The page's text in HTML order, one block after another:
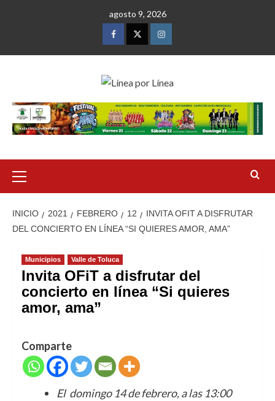
agosto 9, 2026
FacebookTwitterInstagram
primario
INICIO 2021 FEBRERO 12
INVITA OFIT A DISFRUTAR
DEL CONCIERTO EN LÍNEA “SI QUIERES AMOR, AMA”
Municipios Valle de Toluca
Invita OFiT a disfrutar del
concierto en línea “Si quieres
amor, ama”
Comparte
El domingo 14 de febrero, a las 13:00